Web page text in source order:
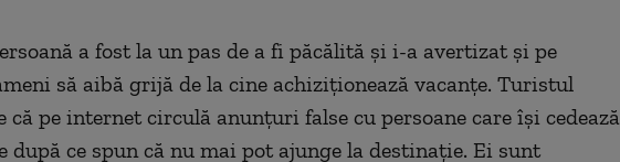
a fost la un pas de a fi păcălită și i-a avertizat și pe
să aibă grijă de la cine achiziționează vacanțe. Turistul
că pe internet circulă anunțuri false cu persoane care își cedează
după ce spun că nu mai pot ajunge la destinație. Ei sunt